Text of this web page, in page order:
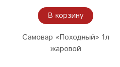
В корзину
Самовар «Походный» 1л
жаровой